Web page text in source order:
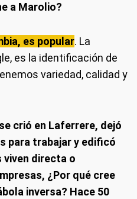
a Marolio?
es popular. La
es la identificación de
variedad, calidad y
crió en Laferrere, dejó
para trabajar y edificó
viven directa o
¿Por qué cree
inversa? Hace 50